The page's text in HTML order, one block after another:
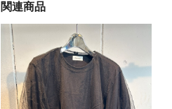
関連商品